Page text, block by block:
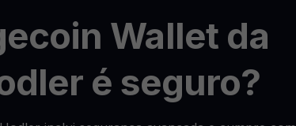
Wallet da
é seguro?